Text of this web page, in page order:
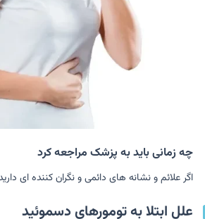
چه زمانی باید به پزشک مراجعه کرد
اگر علائم و نشانه های دائمی و نگران کننده ای
علل ابتلا به تومورهای دسموئید